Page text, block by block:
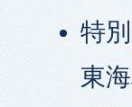
特
東